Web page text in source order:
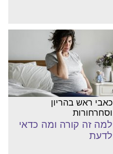
כאבי ראש בהריון
וסחרחורות
למה זה קורה ומה כדאי
לדעת